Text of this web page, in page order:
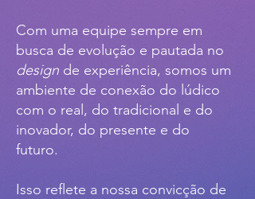
Com uma equipe sempre em
busca de evolução e pautada no
design de experiência, somos um
ambiente de conexão do lúdico
com o real, do tradicional e do
inovador, do presente e do
futuro.
Isso reflete a nossa convicção de